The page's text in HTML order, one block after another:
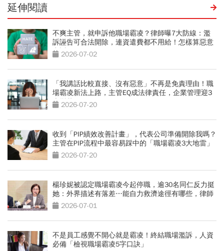
延伸閱讀
不爽主管，就申訴他職場霸凌？律師曝7大防線：濫
訴誣告可合法開除，連資遣費都不用給！怎樣算惡意
申訴？
2026-07-02
「我講話比較直接、沒有惡意」不再是免責理由！職
場霸凌新法上路，主管EQ成法律責任，企業管理迎3
大變革
2026-07-20
收到「PIP績效改善計畫」，代表公司準備開除我嗎？
主管在PIP流程中最容易踩中的「職場霸凌3大地雷」
2026-07-20
楊珍妮被認定職場霸凌今起停職，逾30名同仁反力挺
她：外界描述有落差…能自力救濟途徑有哪些，律師
拆解2026-07-01
不是員工感覺不開心就是霸凌！終結職場濫訴，人資
必備「檢視職場霸凌5字口訣」